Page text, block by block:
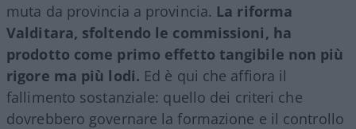
muta da provincia a provincia. La riforma
Valditara, sfoltendo le commissioni, ha
prodotto come primo effetto tangibile non più
rigore ma più lodi. Ed è qui che affiora il
fallimento sostanziale: quello dei criteri che
dovrebbero governare la formazione e il controllo